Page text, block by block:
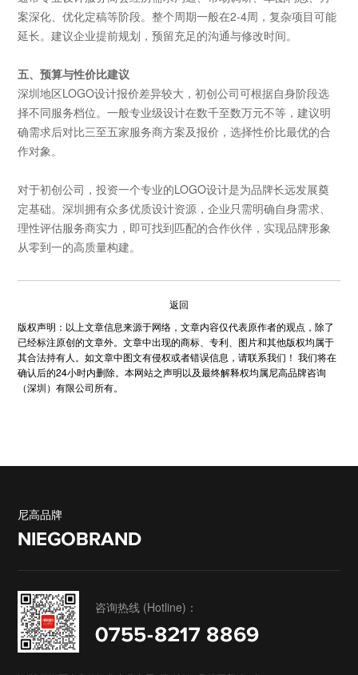
案深化、优化定稿等阶段。整个周期一般在2-4周，复杂项目可能
延长。建议企业提前规划，预留充足的沟通与修改时间。
五、预算与性价比建议
深圳地区LOGO设计报价差异较大，初创公司可根据自身阶段选
择不同服务档位。一般专业级设计在数千至数万元不等，建议明
确需求后对比三至五家服务商方案及报价，选择性价比最优的合
作对象。
对于初创公司，投资一个专业的LOGO设计是为品牌长远发展奠
定基础。深圳拥有众多优质设计资源，企业只需明确自身需求、
理性评估服务商实力，即可找到匹配的合作伙伴，实现品牌形象
从零到一的高质量构建。
返回
版权声明：以上文章信息来源于网络，文章内容仅代表原作者的观点，除了
已经标注原创的文章外。文章中出现的商标、专利、图片和其他版权均属于
其合法持有人。如文章中图文有侵权或者错误信息，请联系我们！ 我们将在
确认后的24小时内删除。本网站之声明以及最终解释权均属尼高品牌咨询
（深圳）有限公司所有。
尼高品牌
NIEGOBRAND
咨询热线 (Hotline)：
0755-8217 8869